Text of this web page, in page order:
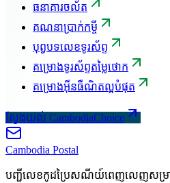
ធនាគារចល័ត
គណនាប្រាក់កម្ចី
បុព្វបទលេខទូរស័ព្ទ
គម្រោងទូរស័ព្ទតម្លៃថោក
គម្រោងអ៊ីនធឺណិតល្អបំផុត
ស្វែងយល់ CambodiaChoice
Cambodia Postal
បញ្ជីលេខកូដប្រៃសណីយ៍ពេញលេញសម្រាប់